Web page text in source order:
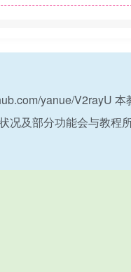
yanue/V2rayU 本
况及部分功能会与教程